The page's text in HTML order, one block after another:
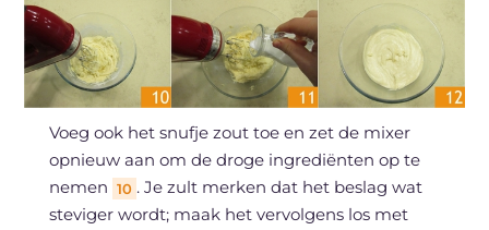
Voeg ook het snufje zout toe en zet de mixer
opnieuw aan om de droge ingrediënten op te
nemen 10 . Je zult merken dat het beslag wat
steviger wordt; maak het vervolgens los met